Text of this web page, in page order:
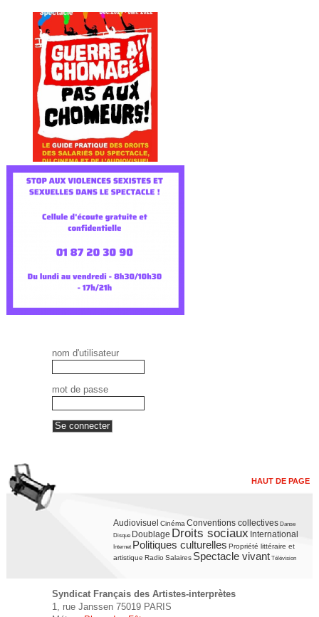
nom d'utilisateur
mot de passe
HAUT DE PAGE
Audiovisuel Cinéma Conventions collectives Danse
Disque Doublage Droits sociaux International
Internet Politiques culturelles Propriété littéraire et
artistique Radio Salaires Spectacle vivant Télévision
Syndicat Français des Artistes-interprètes
1, rue Janssen 75019 PARIS